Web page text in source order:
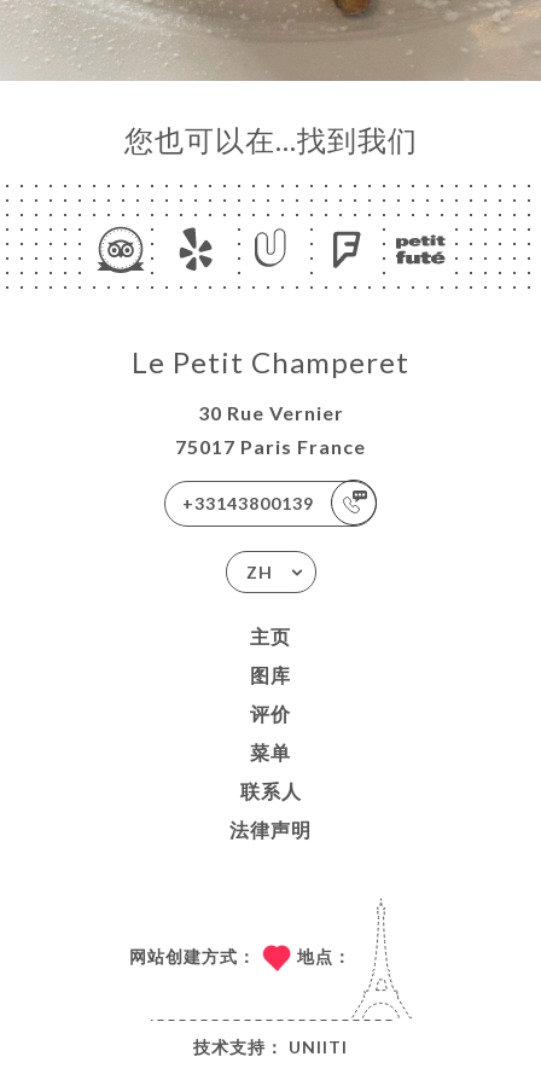
您也可以在…找到我们
Le Petit Champeret
30 Rue Vernier
75017 Paris France
+33143800139
ZH
主页
图库
评价
菜单
联系人
法律声明
网站创建方式： 地点：
技术支持： UNIITI